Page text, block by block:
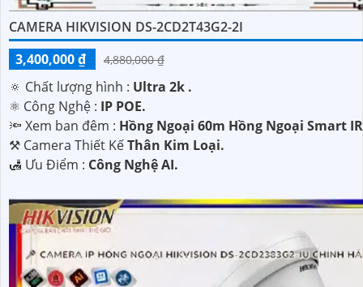
CAMERA HIKVISION DS-2CD2T43G2-2I
3,400,000 ₫
4,880,000 ₫
🔅 Chất lượng hình : Ultra 2k .
⚛️ Công Nghệ : IP POE.
🔦 Xem ban đêm : Hồng Ngoại 60m Hồng Ngoại Smart
⚒ Camera Thiết KếThân Kim Loại.
️🛃 Ưu Điểm : Công Nghệ AI.